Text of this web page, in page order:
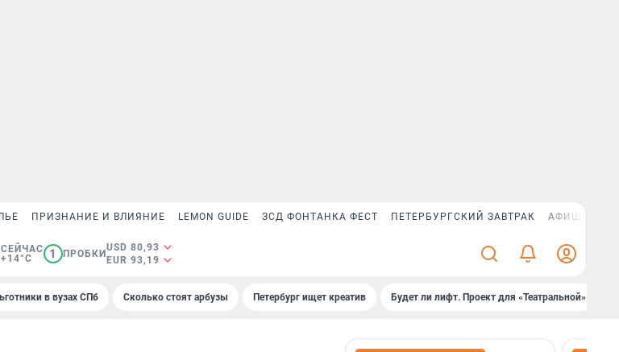
ПРИЗНАНИЕ И ВЛИЯНИЕ LEMON GUIDE ЗСД ФОНТАНКА ФЕСТ ПЕТЕРБУРГСКИЙ ЗАВТРАК АФИША PLUS
СЕЙЧАС
+14°C
1 ПРОБКИ
USD 80,93
EUR 93,19
в вузах СПб Сколько стоят арбузы Петербург ищет креатив Будет ли лифт. Проект для «Театральной»